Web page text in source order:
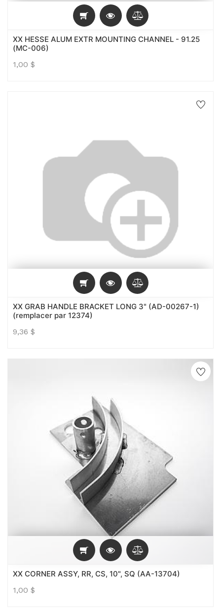
XX HESSE ALUM EXTR MOUNTING CHANNEL - 91.25
(MC-006)
1,00 $
XX GRAB HANDLE BRACKET LONG 3" (AD-00267-1)
(remplacer par 12374)
9,36 $
XX CORNER ASSY, RR, CS, 10", SQ (AA-13704)
1,00 $